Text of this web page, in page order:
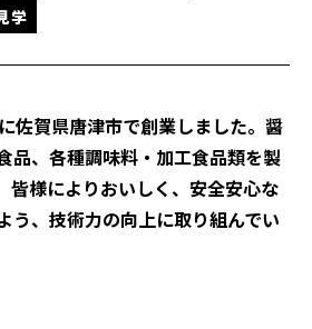
学
佐賀県唐津市で創業しました。醤
品、各種調味料・加工食品類を製
皆様によりおいしく、安全安心な
う、技術力の向上に取り組んでい